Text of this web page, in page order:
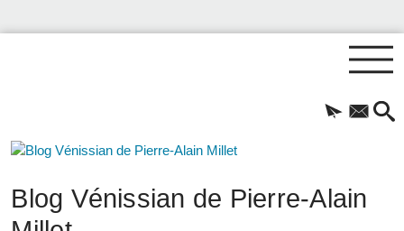
Blog Vénissian de Pierre-Alain